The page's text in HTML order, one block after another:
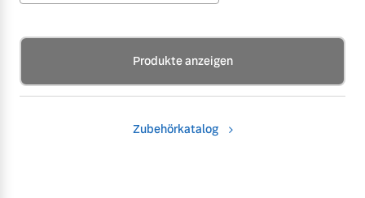
Produkte anzeigen
Zubehörkatalog